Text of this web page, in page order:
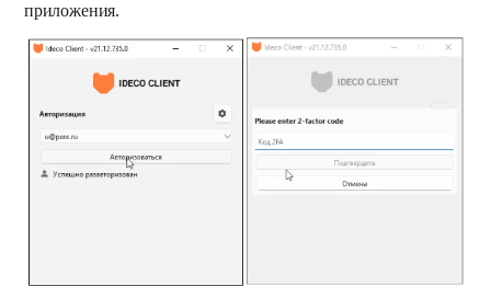
приложения.